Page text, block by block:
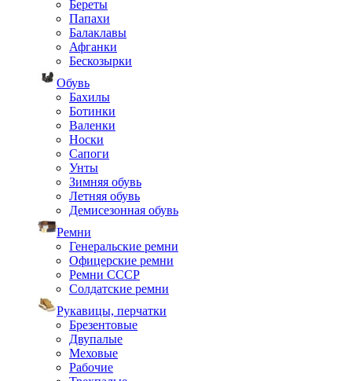
Береты
Папахи
Балаклавы
Афганки
Бескозырки
Обувь
Бахилы
Ботинки
Валенки
Носки
Сапоги
Унты
Зимняя обувь
Летняя обувь
Демисезонная обувь
Ремни
Генеральские ремни
Офицерские ремни
Ремни СССР
Солдатские ремни
Рукавицы, перчатки
Брезентовые
Двупалые
Меховые
Рабочие